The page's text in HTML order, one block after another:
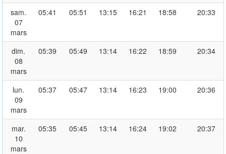
sam.
07
mars
05:41 05:51 13:15 16:21 18:58 20:33
dim.
08
mars
05:39 05:49 13:14 16:22 18:59 20:34
lun.
09
mars
05:37 05:47 13:14 16:23 19:00 20:36
mar.
10
mars
05:35 05:45 13:14 16:24 19:02 20:37